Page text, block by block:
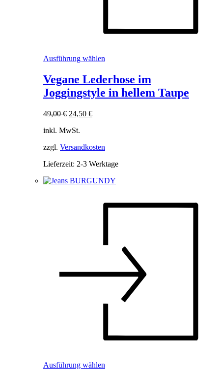
Ausführung wählen
weist
mehrere
Varianten
gewählt
Vegane Lederhose im
Joggingstyle in hellem Taupe
49,00€ Ursprünglicher
war:
24,50 €Aktueller
inkl. MwSt.
zzgl. Versandkosten
Lieferzeit: 2-3 Werktage
Ausführung wählen